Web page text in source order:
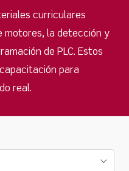
curriculares
motores, la detección y
de PLC. Estos
para
real.